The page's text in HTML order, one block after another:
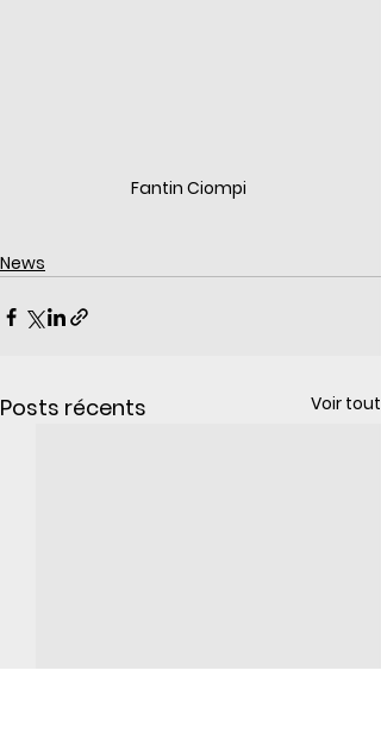
Fantin Ciompi
News
Posts récents Voir tout